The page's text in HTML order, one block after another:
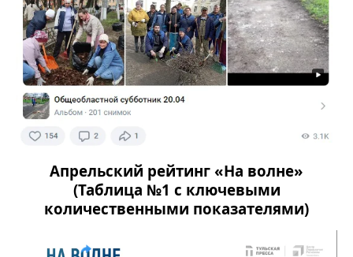
Апрельский рейтинг «На волне»
(Таблица №1 с ключевыми
количественными показателями)